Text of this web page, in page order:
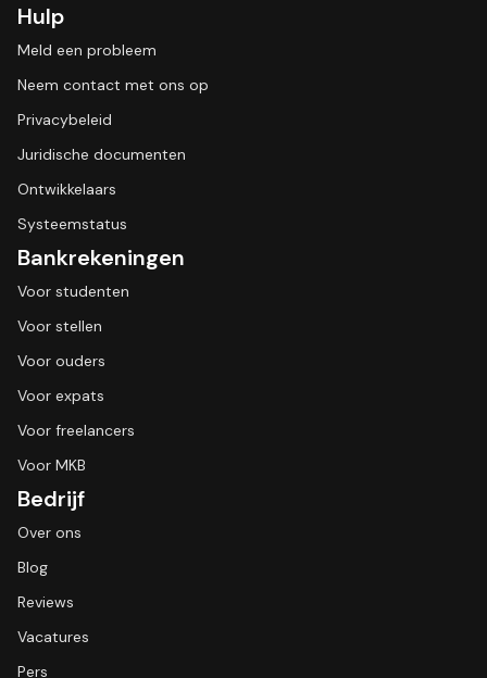
Hulp
Meld een probleem
Neem contact met ons op
Privacybeleid
Juridische documenten
Ontwikkelaars
Systeemstatus
Bankrekeningen
Voor studenten
Voor stellen
Voor ouders
Voor expats
Voor freelancers
Voor MKB
Bedrijf
Over ons
Blog
Reviews
Vacatures
Pers